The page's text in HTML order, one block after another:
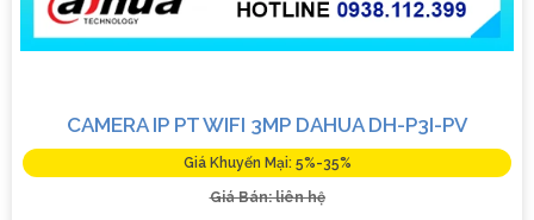
CAMERA IP PT WIFI 3MP DAHUA DH-P3I-PV
Giá Khuyến Mại: 5%-35%
Giá Bán: liên hệ